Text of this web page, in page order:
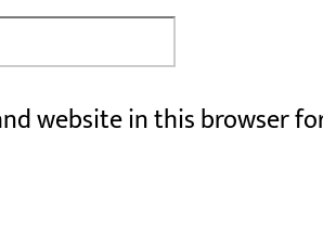
website in this browser